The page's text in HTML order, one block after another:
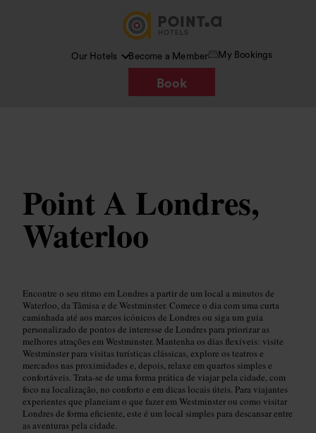
Our Hotels Become a Member My Bookings
Book
Point A Londres,
Waterloo
Encontre o seu ritmo em Londres a partir de um local a minutos de
Waterloo, da Tâmisa e de Westminster. Comece o dia com uma curta
caminhada até aos marcos icónicos de Londres ou siga um guia
personalizado de pontos de interesse de Londres para priorizar as
melhores atrações em Westminster. Mantenha os dias flexíveis: visite
Westminster para visitas turísticas clássicas, explore os teatros e
mercados nas proximidades e, depois, relaxe em quartos simples e
confortáveis. Trata‑se de uma forma prática de viajar pela cidade, com
foco na localização, no conforto e em dicas locais úteis. Para viajantes
experientes que planeiam o que fazer em Westminster ou como visitar
Londres de forma eficiente, este é um local simples para descansar entre
as aventuras pela cidade.